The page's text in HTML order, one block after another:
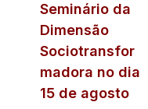
Seminário da
Dimensão
Sociotransfor
madora no dia
15 de agosto